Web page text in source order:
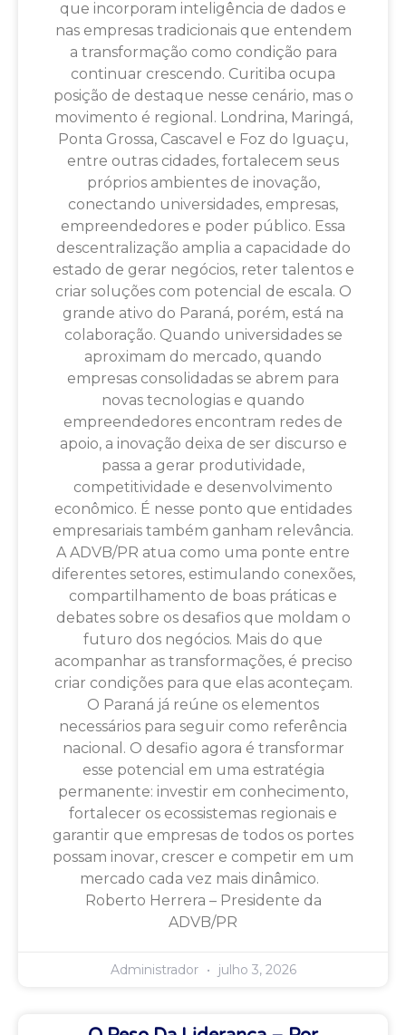
que incorporam inteligência de dados e
nas empresas tradicionais que entendem
a transformação como condição para
continuar crescendo. Curitiba ocupa
posição de destaque nesse cenário, mas o
movimento é regional. Londrina, Maringá,
Ponta Grossa, Cascavel e Foz do Iguaçu,
entre outras cidades, fortalecem seus
próprios ambientes de inovação,
conectando universidades, empresas,
empreendedores e poder público. Essa
descentralização amplia a capacidade do
estado de gerar negócios, reter talentos e
criar soluções com potencial de escala. O
grande ativo do Paraná, porém, está na
colaboração. Quando universidades se
aproximam do mercado, quando
empresas consolidadas se abrem para
novas tecnologias e quando
empreendedores encontram redes de
apoio, a inovação deixa de ser discurso e
passa a gerar produtividade,
competitividade e desenvolvimento
econômico. É nesse ponto que entidades
empresariais também ganham relevância.
A ADVB/PR atua como uma ponte entre
diferentes setores, estimulando conexões,
compartilhamento de boas práticas e
debates sobre os desafios que moldam o
futuro dos negócios. Mais do que
acompanhar as transformações, é preciso
criar condições para que elas aconteçam.
O Paraná já reúne os elementos
necessários para seguir como referência
nacional. O desafio agora é transformar
esse potencial em uma estratégia
permanente: investir em conhecimento,
fortalecer os ecossistemas regionais e
garantir que empresas de todos os portes
possam inovar, crescer e competir em um
mercado cada vez mais dinâmico.
Roberto Herrera – Presidente da
ADVB/PR
Administrador julho 3, 2026